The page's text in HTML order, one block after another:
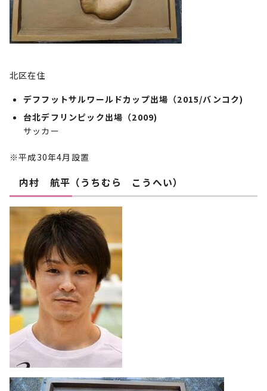
北区在住
デフフットサルワールドカップ出場（2015/バンコク)
台北デフリンピック出場（2009)
サッカー
※平成30年4月設置
内村 航平（うちむら こうへい）